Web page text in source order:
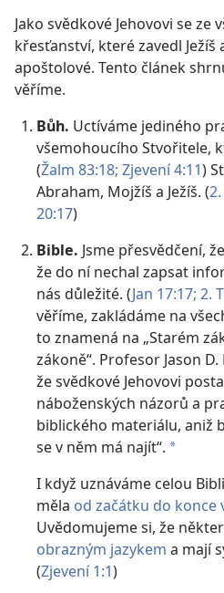
Jako svědkové Jehovovi se ze
křesťanství, které zavedl
apoštolové. Tento článek
věříme.
Bůh. Uctíváme jediného
všemohoucího Stvořitele,
(Žalm 83:18; Zjevení 4:11)
Abraham, Mojžíš a Ježíš. (
20:17)
Bible. Jsme přesvědčení, že
že do ní nechal zapsat
nás důležité. (Jan 17:17; 2.
věříme, zakládáme na
to znamená na „Starém
zákoně“. Profesor Jason
že svědkové Jehovovi
náboženských názorů a
biblického materiálu, aniž
se v něm má najít“. a
I když uznáváme celou
měla od začátku do konce
Uvědomujeme si, že
obrazným jazykem a mají
(Zjevení 1:1)